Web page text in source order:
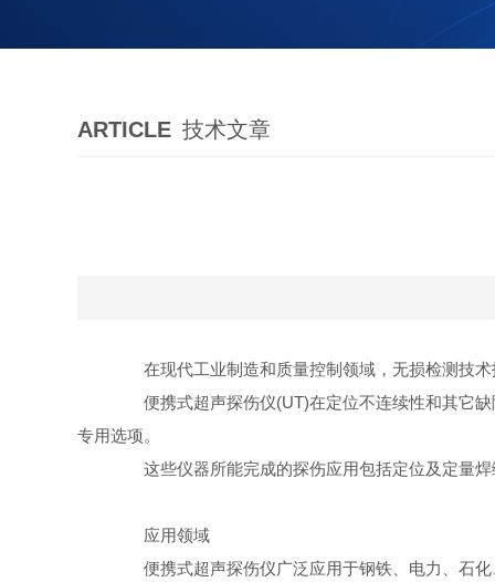
ARTICLE 技术文章
在现代工业制造和质量控制领域，无损检测技术
便携式超声探伤仪(UT)在定位不连续性和其它缺
专用选项。
这些仪器所能完成的探伤应用包括定位及定量焊
应用领域
便携式超声探伤仪广泛应用于钢铁、电力、石化